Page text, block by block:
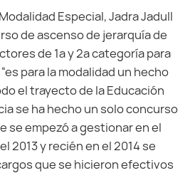
Especial, Jadra Jadull
de ascenso de jerarquía de
de 1ª y 2ª categoría para
para la modalidad un hecho
el trayecto de la Educación
se ha hecho un solo concurso
se empezó a gestionar en el
2013 y recién en el 2014 se
que se hicieron efectivos